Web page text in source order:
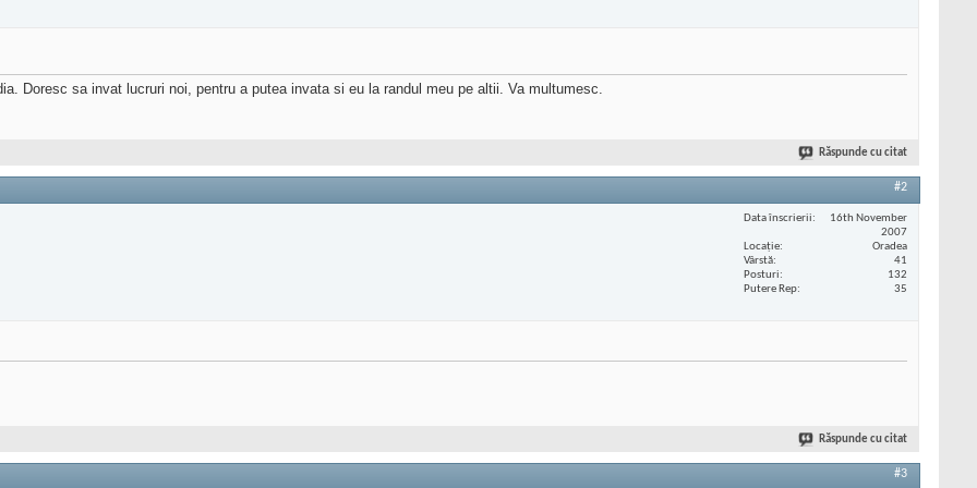
Doresc sa invat lucruri noi, pentru a putea invata si eu la randul meu pe altii. Va multumesc.
Răspunde cu citat
#2
Data înscrierii
16th November
2007
Locaţie
Oradea
Vârstă
41
Posturi
132
Putere Rep
35
Răspunde cu citat
#3